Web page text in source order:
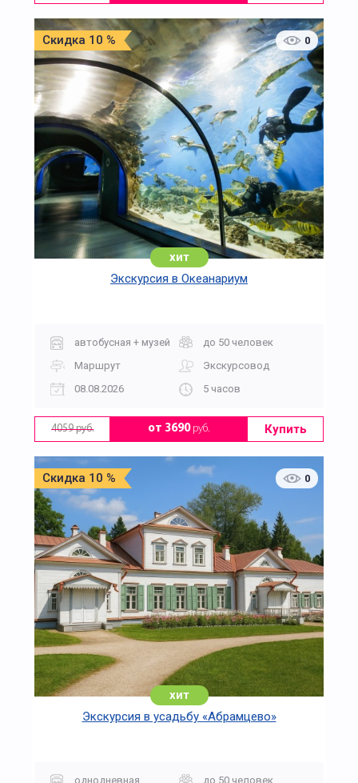
Скидка 10 % 0
хит
Экскурсия в Океанариум
автобусная + музей
до 50 человек
Маршрут
Экскурсовод
08.08.2026
5 часов
4059 руб. от 3690руб. Купить
Скидка 10 % 0
хит
Экскурсия в усадьбу «Абрамцево»
однодневная до 50 человек